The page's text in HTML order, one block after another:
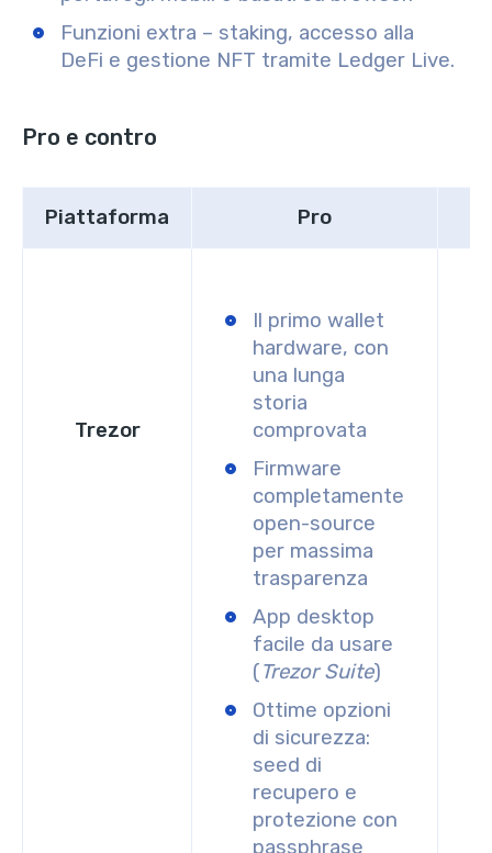
Funzioni extra – staking, accesso alla
DeFi e gestione NFT tramite Ledger Live.
Pro e contro
Piattaforma Pro
Trezor
Il primo wallet
hardware, con
una lunga
storia
comprovata
Firmware
completamente
open-source
per massima
trasparenza
App desktop
facile da usare
(Trezor Suite)
Ottime opzioni
di sicurezza:
seed di
recupero e
protezione con
passphrase